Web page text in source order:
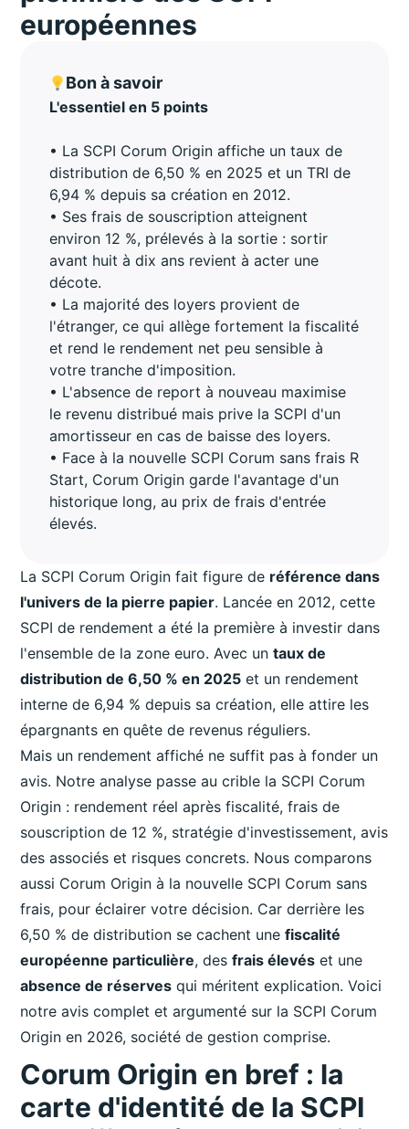
européennes
Bon à savoir
L'essentiel en 5 points
• La SCPI Corum Origin affiche un taux de
distribution de 6,50 % en 2025 et un TRI de
6,94 % depuis sa création en 2012.
• Ses frais de souscription atteignent
environ 12 %, prélevés à la sortie : sortir
avant huit à dix ans revient à acter une
décote.
• La majorité des loyers provient de
l'étranger, ce qui allège fortement la fiscalité
et rend le rendement net peu sensible à
votre tranche d'imposition.
• L'absence de report à nouveau maximise
le revenu distribué mais prive la SCPI d'un
amortisseur en cas de baisse des loyers.
• Face à la nouvelle SCPI Corum sans frais R
Start, Corum Origin garde l'avantage d'un
historique long, au prix de frais d'entrée
élevés.
La SCPI Corum Origin fait figure de référence dans
l'univers de la pierre papier. Lancée en 2012, cette
SCPI de rendement a été la première à investir dans
l'ensemble de la zone euro. Avec untaux de
distribution de 6,50 % en 2025 et un rendement
interne de 6,94 % depuis sa création, elle attire les
épargnants en quête de revenus réguliers.
Mais un rendement affiché ne suffit pas à fonder un
avis. Notre analyse passe au crible la SCPI Corum
Origin : rendement réel après fiscalité, frais de
souscription de 12 %, stratégie d'investissement, avis
des associés et risques concrets. Nous comparons
aussi Corum Origin à la nouvelle SCPI Corum sans
frais, pour éclairer votre décision. Car derrière les
6,50 % de distribution se cachent unefiscalité
européenne particulière, desfrais élevés et une
absence de réserves qui méritent explication. Voici
notre avis complet et argumenté sur la SCPI Corum
Origin en 2026, société de gestion comprise.
Corum Origin en bref : la
carte d'identité de la SCPI